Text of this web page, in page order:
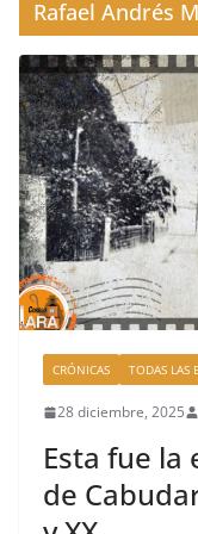
Rafael Andrés
CRÓNICAS TODAS LAS
28 diciembre, 2025
Esta fue
de